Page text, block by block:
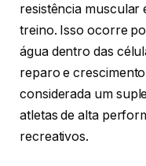
resistência muscular
treino. Isso ocorre
água dentro das
reparo e
considerada um
atletas de alta
recreativos.